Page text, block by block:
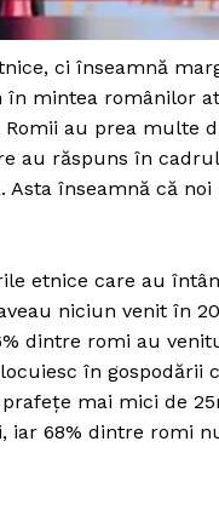
Contact
ci înseamnă
mintea românilor
au prea multe
au răspuns în
înseamnă că
etnice care au
niciun venit în
dintre romi au
în gospodării
mai mici de
iar 68% dintre romi